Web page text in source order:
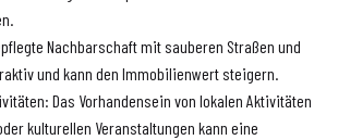
Nachbarschaft mit sauberen Straßen und
und kann den Immobilienwert steigern.
Das Vorhandensein von lokalen Aktivitäten
kulturellen Veranstaltungen kann eine